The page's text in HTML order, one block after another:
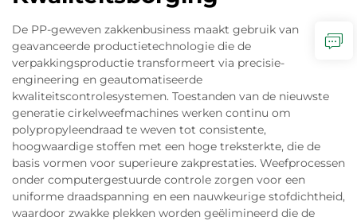
De PP-geweven zakkenbusiness maakt gebruik van
geavanceerde productietechnologie die de
verpakkingsproductie transformeert via precisie-
engineering en geautomatiseerde
kwaliteitscontrolesystemen. Toestanden van de nieuwste
generatie cirkelweefmachines werken continu om
polypropyleendraad te weven tot consistente,
hoogwaardige stoffen met een hoge treksterkte, die de
basis vormen voor superieure zakprestaties. Weefprocessen
onder computergestuurde controle zorgen voor een
uniforme draadspanning en een nauwkeurige stofdichtheid,
waardoor zwakke plekken worden geëlimineerd die de